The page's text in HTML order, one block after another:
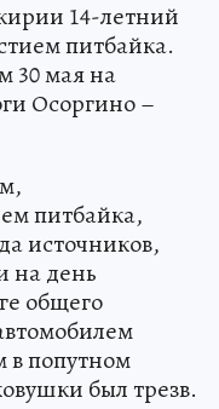
14-летний
питбайка.
30 мая на
Осоргино –
питбайка,
источников,
на день
общего
в попутном
был трезв.